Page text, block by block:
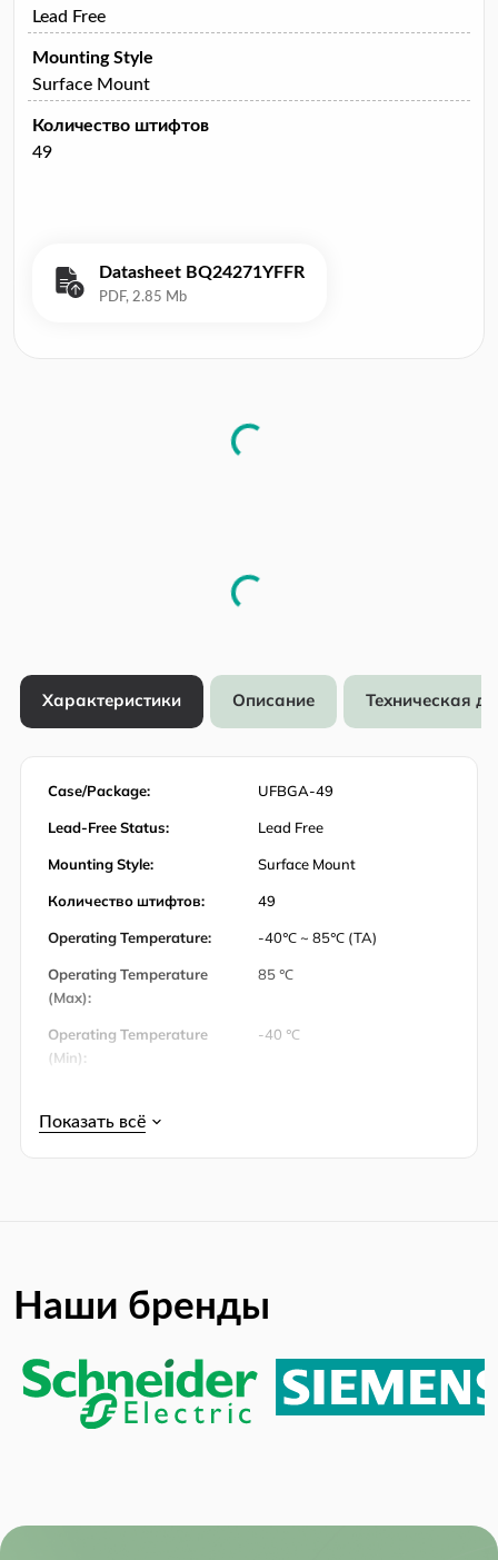
Lead Free
Mounting Style
Surface Mount
Количество штифтов
49
Datasheet BQ24271YFFR
Характеристики Описание Техническая
Case/Package: UFBGA-49
Lead-Free Status: Lead Free
Mounting Style: Surface Mount
Количество штифтов: 49
Operating Temperature: -40℃ ~ 85℃ (TA)
Operating Temperature
(Max):
85 ℃
Operating Temperature
(Min):
-40 ℃
Product Lifecycle Status:
Наши бренды